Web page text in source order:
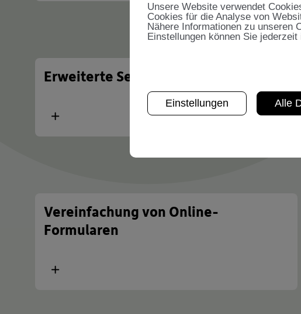
Erweiterte Services und Wachstum
Mehr
Vereinfachung von Online-
Formularen
Mehr
Unsere Website verwendet
Cookies für die Analyse von
Nähere Informationen zu unseren
Einstellungen können Sie
Einstellungen Alle